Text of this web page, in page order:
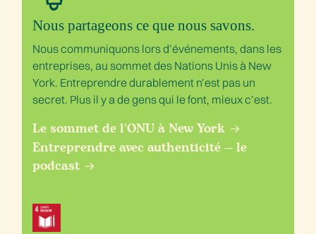
Nous partageons ce que nous savons.
Nous communiquons lors d’événements, dans les
entreprises, au sommet des Nations Unis à New
York. Entreprendre durablement n’est pas un
secret. Plus il y a de gens qui le font, mieux c’est.
Le sommet de l'ONU à New York
Entreprendre avec authenticité — le
podcast